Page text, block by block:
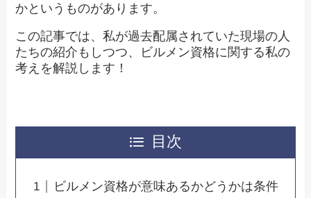
かというものがあります。
この記事では、私が過去配属されていた現場の人
たちの紹介もしつつ、ビルメン資格に関する私の
考えを解説します！
目次
ビルメン資格が意味あるかどうかは条件